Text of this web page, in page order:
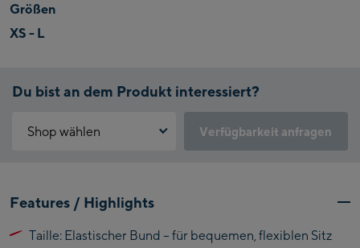
Größen
XS - L
Du bist an dem Produkt interessiert?
Shop wählen
Flagshipstore Kaprun
Maiskogelbahn
Verfügbarkeit anfragen
Klicke hierfür einfach auf folgenden Link.
Click & Reserve zulassen
Features / Highlights
Taille: Elastischer Bund – für bequemen, flexiblen Sitz